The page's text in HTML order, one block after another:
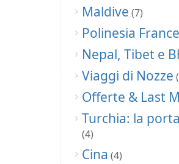
Maldive (7)
Polinesia
Nepal, Tibet e
Viaggi di Nozze
Offerte & Last
Turchia: la
(4)
Cina (4)